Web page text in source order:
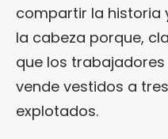
compartir la historia
la cabeza porque,
que los
vende vestidos a
explotados.